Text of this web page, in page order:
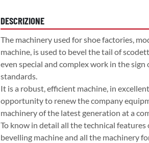
DESCRIZIONE
The machinery used for shoe factories,
machine, is used to bevel the tail of
even special and complex work in the
standards.
It is a robust, efficient machine, in
opportunity to renew the company
machinery of the latest generation at a
To know in detail all the technical
bevelling machine and all the machinery